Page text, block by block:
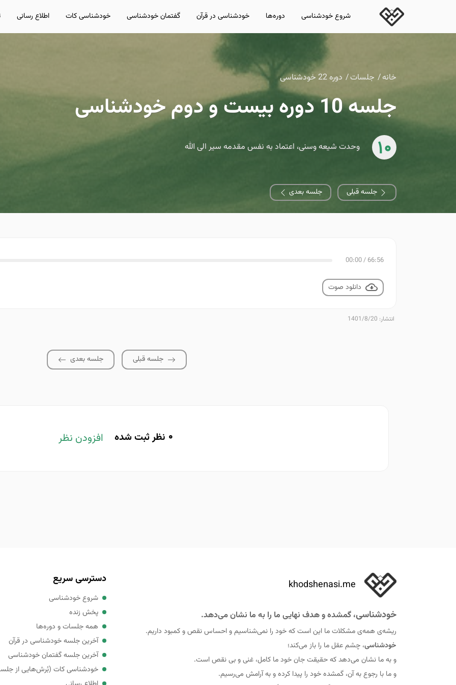
شروع خودشناسی دوره‌ها خودشناسی در قرآن گفتمان خودشناسی خودشناسی کات اطلاع رسانی
خانه جلسات دوره 22 خودشناسی
جلسه 10 دوره بیست و دوم خودشناسی
10 وحدت شیعه وسنی، اعتماد به نفس مقدمه سیر الی الله
جلسه قبلی جلسه بعدی
66:56
/
00:00
دانلود صوت
انتشار: 1401/8/20
جلسه قبلی جلسه بعدی
0 نظر ثبت شده افزودن نظر
khodshenasi.me
خودشناسی، گمشده و هدف نهایی ما را به ما نشان می‌دهد.
ریشه‌ی همه‌ی مشکلات ما این است که خود را نمی‌شناسیم و احساس نقص و کمبود داریم.
خودشناسی، چشم عقل ما را باز می‌کند؛
و به ما نشان می‌دهد که حقيقت جان خود ما کامل، غنی و بی نقص است.
و ما با رجوع به آن، گمشده خود را پيدا کرده و به آرامش می‌رسیم.
دسترسی سریع
شروع خودشناسی
پخش زنده
همه جلسات و دوره‌ها
آخرین جلسه خودشناسی در قرآن
آخرین جلسه گفتمان خودشناسی
خودشناسی کات (بُرش‌هایی از